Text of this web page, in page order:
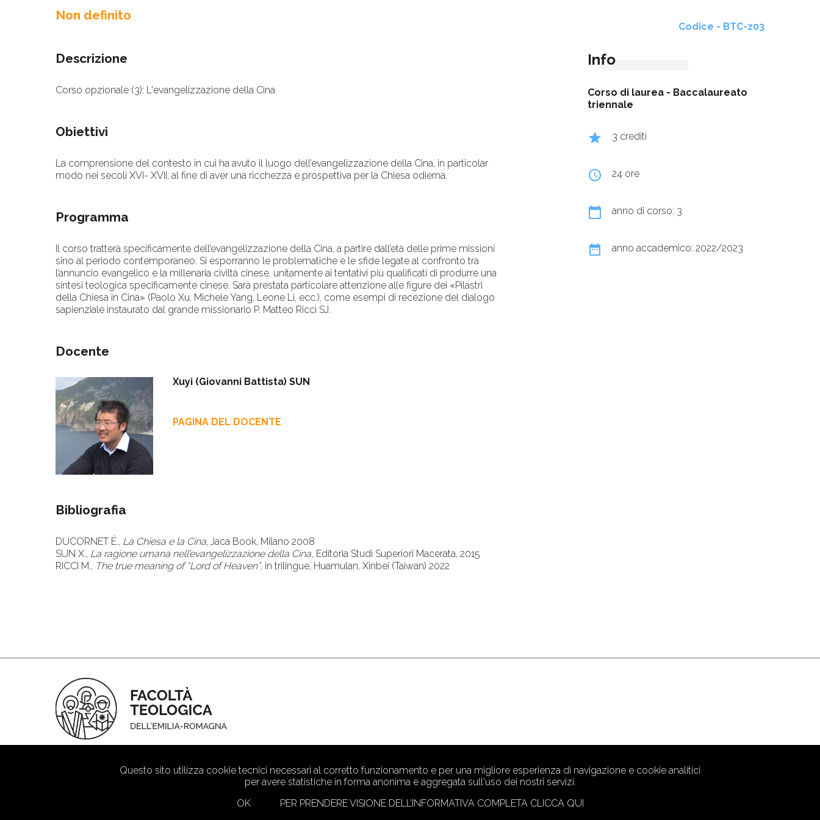
Questo sito utilizza cookie tecnici necessari al corretto funzionamento e per una migliore esperienza di navigazione e cookie analitici
per avere statistiche in forma anonima e aggregata sull'uso dei nostri servizi.
OK
PER PRENDERE VISIONE DELL’INFORMATIVA COMPLETA CLICCA QUI
Non definito
Codice - BTC-z03
Descrizione
Corso opzionale (3): L'evangelizzazione della Cina
Obiettivi
La comprensione del contesto in cui ha avuto il luogo dell’evangelizzazione della Cina, in particolar
modo nei secoli XVI- XVII, al fine di aver una ricchezza e prospettiva per la Chiesa odierna.
Programma
Il corso tratterà specificamente dell’evangelizzazione della Cina, a partire dall’età delle prime missioni
sino al periodo contemporaneo. Si esporranno le problematiche e le sfide legate al confronto tra
l’annuncio evangelico e la millenaria civiltà cinese, unitamente ai tentativi più qualificati di produrre una
sintesi teologica specificamente cinese. Sarà prestata particolare attenzione alle figure dei «Pilastri
della Chiesa in Cina» (Paolo Xu, Michele Yang, Leone Li, ecc.), come esempi di recezione del dialogo
sapienziale instaurato dal grande missionario P. Matteo Ricci SJ.
Docente
Xuyi (Giovanni Battista) SUN
PAGINA DEL DOCENTE
Bibliografia
DUCORNET É., La Chiesa e la Cina, Jaca Book, Milano 2008
SUN X., La ragione umana nell’evangelizzazione della Cina, Editoria Studi Superiori Macerata, 2015
RICCI M., The true meaning of “Lord of Heaven”, in trilingue, Huamulan, Xinbei (Taiwan) 2022
Info
Corso di laurea - Baccalaureato
triennale
grade 3 crediti
query_builder 24 ore
calendar_today anno di corso: 3
date_range anno accademico: 2022/2023